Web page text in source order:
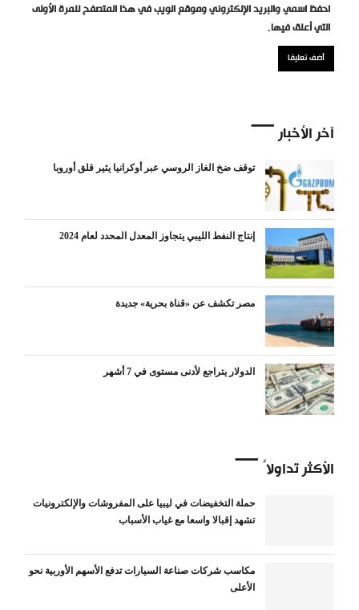
احفظ اسمي والبريد الإلكتروني وموقع الويب في هذا المتصفح للمرة الأولى
التي أعلق فيها.
آخر الأخبار
توقف ضخ الغاز الروسي عبر أوكرانيا يثير قلق أوروبا
إنتاج النفط الليبي يتجاوز المعدل المحدد لعام 2024
مصر تكشف عن «قناة بحرية» جديدة
الدولار يتراجع لأدنى مستوى في 7 أشهر
الأكثر تداولاً
حملة التخفيضات في ليبيا على المفروشات والإلكترونيات
تشهد إقبالا واسعا مع غياب الأسباب
مكاسب شركات صناعة السيارات تدفع الأسهم الأوربية نحو
الأعلى